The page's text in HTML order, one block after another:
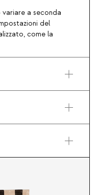
a seconda
del
come la